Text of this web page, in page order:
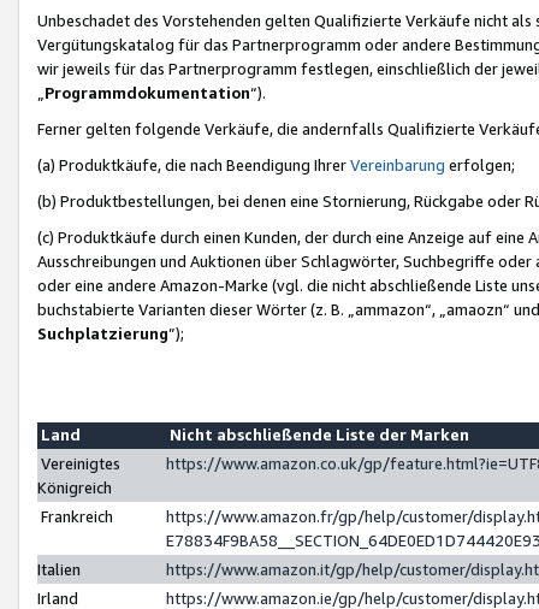
Unbeschadet des Vorstehenden gelten Qualifizierte Verkäufe nicht
Vergütungskatalog für das Partnerprogramm oder andere
wir jeweils für das Partnerprogramm festlegen, einschließlich der
Programmdokumentation“).
Ferner gelten folgende Verkäufe, die andernfalls Qualifizierte
(a) Produktkäufe, die nach Beendigung IhrerVereinbarung erfolgen;
(b) Produktbestellungen, bei denen eine Stornierung, Rückgabe oder
(c) Produktkäufe durch einen Kunden, der durch eine Anzeige auf
Ausschreibungen und Auktionen über Schlagwörter, Suchbegriffe
oder eine andere Amazon-Marke (vgl. die nicht abschließende Liste
buchstabierte Varianten dieser Wörter (z. B. „ammazon“, „amaozn“
Suchplatzierung”);
Land
Nicht abschließende Liste der Marken
Vereinigtes
Königreich
https://www.amazon.co.uk/gp/
Frankreich
https://www.amazon.fr/gp/help/customer/
Italien
https://www.amazon.it/gp/help/customer/
Irland
https://www.amazon.ie/gp/help/customer/